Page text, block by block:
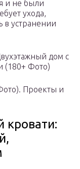
и не были
ухода,
в устранении
дом с
(180+ Фото)
Проекты и
кровати: